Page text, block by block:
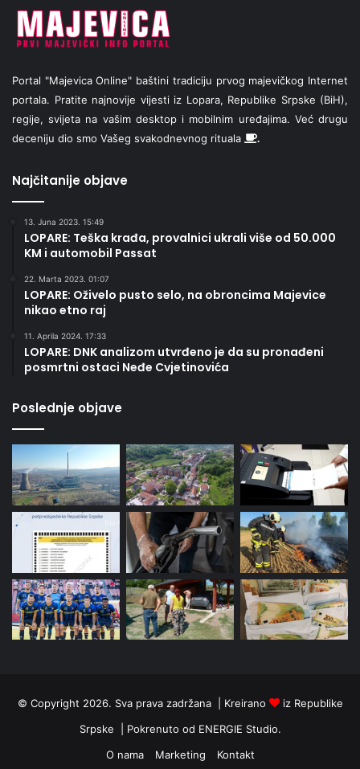
Portal "Majevica Online" baštini tradiciju prvog majevičkog Internet
portala. Pratite najnovije vijesti iz Lopara, Republike Srpske (BiH),
regije, svijeta na vašim desktop i mobilnim uređajima. Već drugu
deceniju dio smo Vašeg svakodnevnog rituala
.
Najčitanije objave
13. Juna 2023. 15:49
LOPARE: Teška krađa, provalnici ukrali više od 50.000
KM i automobil Passat
22. Marta 2023. 01:07
LOPARE: Oživelo pusto selo, na obroncima Majevice
nikao etno raj
11. Aprila 2024. 17:33
LOPARE: DNK analizom utvrđeno je da su pronađeni
posmrtni ostaci Neđe Cvjetinovića
Poslednje objave
© Copyright 2026. Sva prava zadržana | Kreirano
iz Republike
Srpske | Pokrenuto od ENERGIE Studio.
O nama
Marketing Kontakt